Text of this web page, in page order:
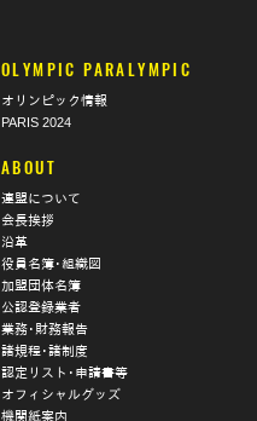
OLYMPIC PARALYMPIC
オリンピック情報
PARIS 2024
ABOUT
連盟について
会長挨拶
沿革
役員名簿･組織図
加盟団体名簿
公認登録業者
業務･財務報告
諸規程･諸制度
認定リスト･申請書等
オフィシャルグッズ
機関紙案内